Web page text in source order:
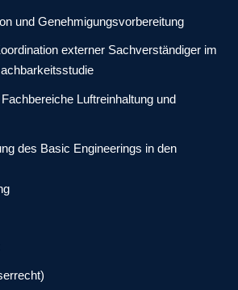
und Genehmigungsvorbereitung
externer Sachverständiger im
Luftreinhaltung und
des Basic Engineerings in den